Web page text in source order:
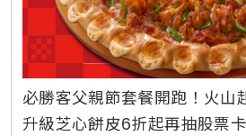
必勝客父親節套餐開跑！火山
升級芝心餅皮6折起再抽股票卡